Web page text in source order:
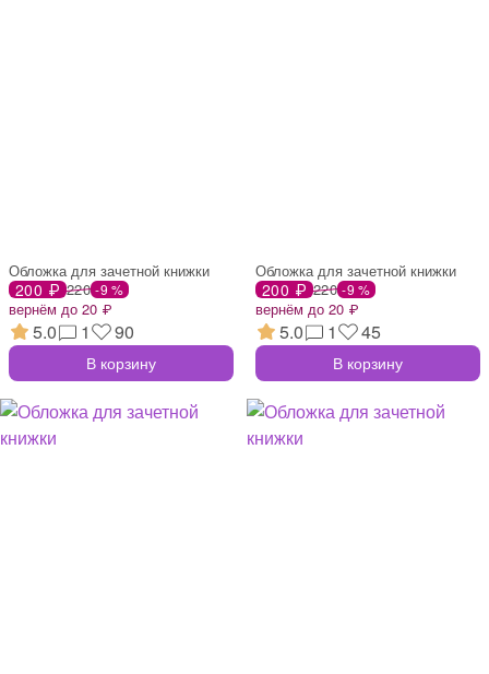
Обложка для зачетной книжки
200 ₽ 220 -9 %
вернём до 20 ₽
5.0 1 90
В корзину
Обложка для зачетной книжки
200 ₽ 220 -9 %
вернём до 20 ₽
5.0 1 45
В корзину